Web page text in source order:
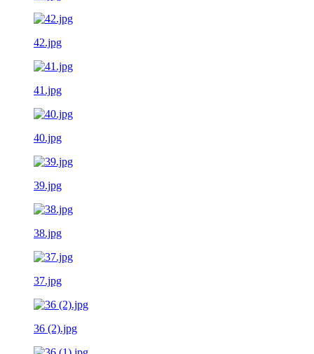
42.jpg
41.jpg
40.jpg
39.jpg
38.jpg
37.jpg
36 (2).jpg